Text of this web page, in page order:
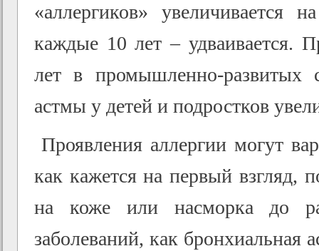
«аллергиков» увеличивается
каждые 10 лет – удваивается.
лет в промышленно-развитых
астмы у детей и подростков
Проявления аллергии могут
как кажется на первый взгляд,
на коже или насморка до
заболеваний, как бронхиальная